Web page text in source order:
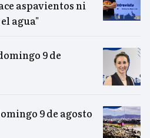
aspavientos ni
agua"
9 de
9 de agosto